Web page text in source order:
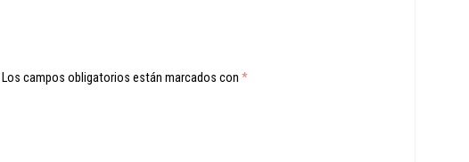
Los campos obligatorios están marcados con *